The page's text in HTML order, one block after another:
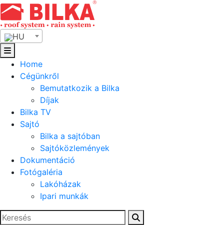
Skip
to
content
HU
Home
Cégünkről
Bemutatkozik a Bilka
Díjak
Bilka TV
Sajtó
Bilka a sajtóban
Sajtóközlemények
Dokumentáció
Fotógaléria
Lakóházak
Ipari munkák
Keresés: